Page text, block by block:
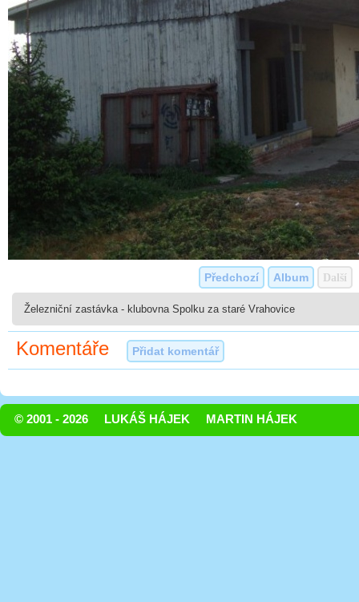
Předchozí Album Další
Železniční zastávka - klubovna Spolku za staré Vrahovice
Komentáře Přidat komentář
© 2001 - 2026 LUKÁŠ HÁJEK MARTIN HÁJEK